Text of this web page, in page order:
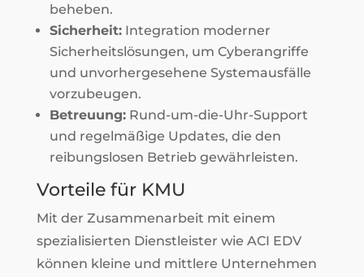
beheben.
Sicherheit:Integration moderner
Sicherheitslösungen, um Cyberangriffe
und unvorhergesehene Systemausfälle
vorzubeugen.
Betreuung:Rund-um-die-Uhr-Support
und regelmäßige Updates, die den
reibungslosen Betrieb gewährleisten.
Vorteile für KMU
Mit der Zusammenarbeit mit einem
spezialisierten Dienstleister wie ACI EDV
können kleine und mittlere Unternehmen